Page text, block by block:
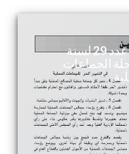
قانون أساسي عدد 29 لسنة
الجماعات